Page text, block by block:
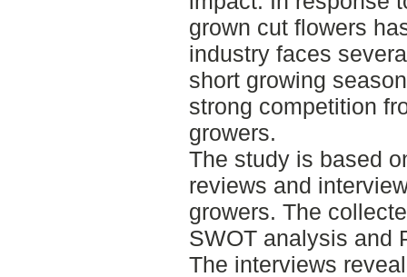
grown cut flowers
industry faces
short growing
strong competition
growers.
The study is based
reviews and
growers. The
SWOT analysis and
The interviews